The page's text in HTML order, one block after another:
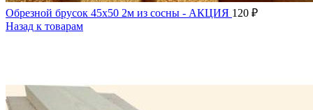
Обрезной брусок 45х50 2м из сосны - АКЦИЯ 120 ₽
Назад к товарам